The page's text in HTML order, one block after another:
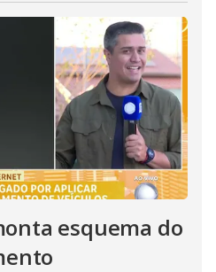
esquema do